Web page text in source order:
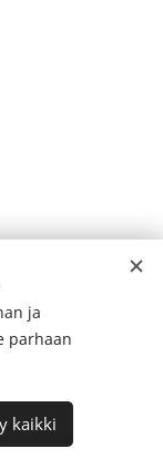
ja
parhaan
kaikki